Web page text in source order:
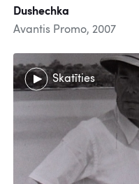
Dushechka
Avantis Promo, 2007
Skatīties